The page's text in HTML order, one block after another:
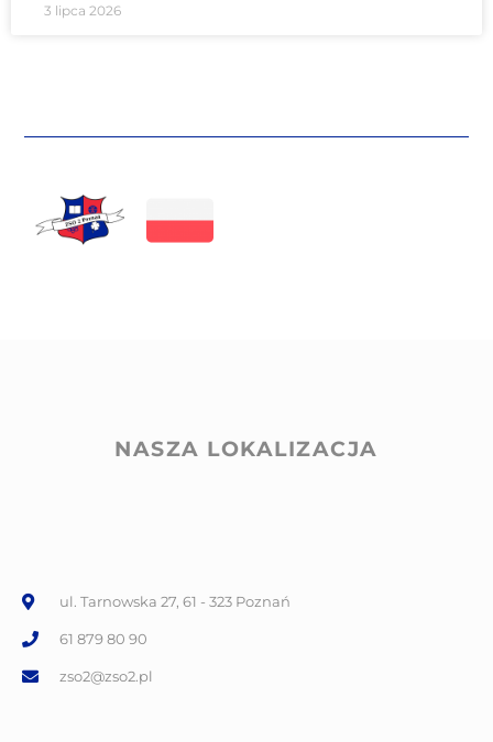
3 lipca 2026
NASZA LOKALIZACJA
ul. Tarnowska 27, 61 - 323 Poznań
61 879 80 90
zso2@zso2.pl